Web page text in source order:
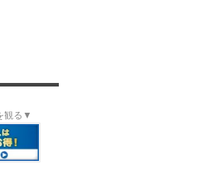
観る▼